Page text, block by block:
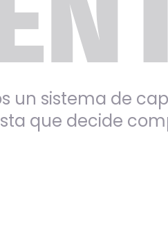
un sistema de
que decide